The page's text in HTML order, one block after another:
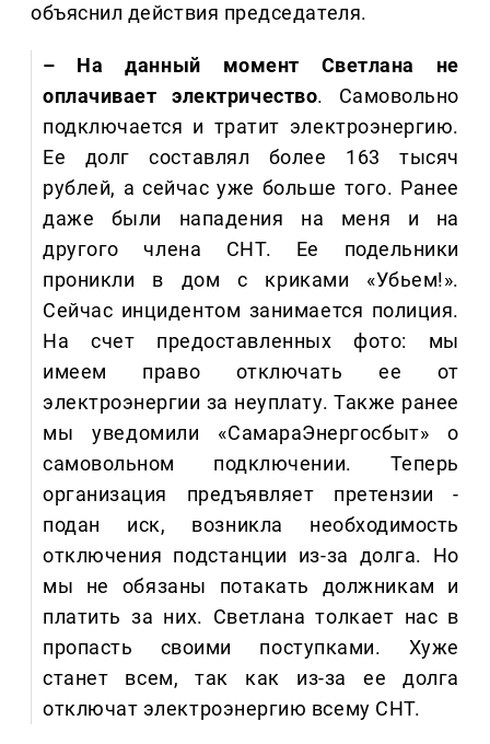
объяснил действия председателя.
– На данный момент Светлана не
оплачивает электричество. Самовольно
подключается и тратит электроэнергию.
Ее долг составлял более 163 тысяч
рублей, а сейчас уже больше того. Ранее
даже были нападения на меня и на
другого члена СНТ. Ее подельники
проникли в дом с криками «Убьем!».
Сейчас инцидентом занимается полиция.
На счет предоставленных фото: мы
имеем право отключать ее от
электроэнергии за неуплату. Также ранее
мы уведомили «СамараЭнергосбыт» о
самовольном подключении. Теперь
организация предъявляет претензии -
подан иск, возникла необходимость
отключения подстанции из-за долга. Но
мы не обязаны потакать должникам и
платить за них. Светлана толкает нас в
пропасть своими поступками. Хуже
станет всем, так как из-за ее долга
отключат электроэнергию всему СНТ.